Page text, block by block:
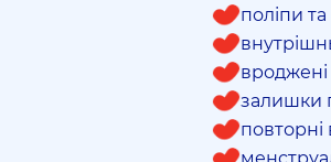
поліпи
вроджені
залишки
повторні